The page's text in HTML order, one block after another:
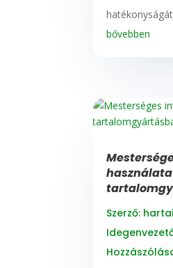
bővebben
Szerző: